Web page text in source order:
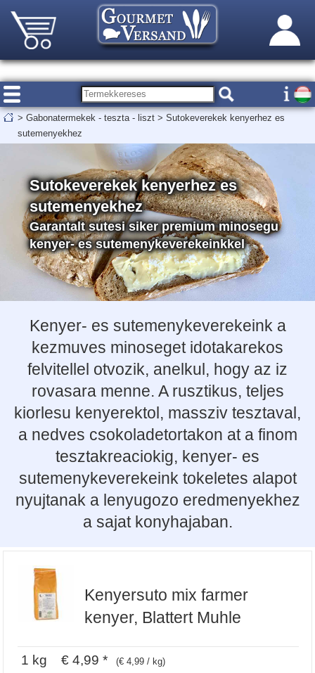
> Gabonatermekek - teszta - liszt > Sutokeverekek kenyerhez es
sutemenyekhez
Sutokeverekek kenyerhez es
sutemenyekhez
Garantalt sutesi siker premium minosegu
kenyer- es sutemenykeverekeinkkel
Kenyer- es sutemenykeverekeink a
kezmuves minoseget idotakarekos
felvitellel otvozik, anelkul, hogy az iz
rovasara menne. A rusztikus, teljes
kiorlesu kenyerektol, massziv tesztaval,
a nedves csokoladetortakon at a finom
tesztakreaciokig, kenyer- es
sutemenykeverekeink tokeletes alapot
nyujtanak a lenyugozo eredmenyekhez
a sajat konyhajaban.
Kenyersuto mix farmer
kenyer, Blattert Muhle
1 kg € 4,99 * (€ 4,99 / kg)